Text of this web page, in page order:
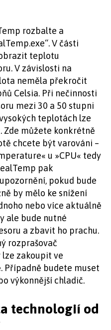
rozbalte a
V části
teplotu
V závislosti na
neměla překročit
Celsia. Při nečinnosti
mezi 30 a 50 stupni
teplotách lze
Zde můžete konkrétně
chcete být varováni –
u »CPU« tedy
pak
pokud bude
by mělo ke snížení
nebo více aktuálně
ale bude nutné
a zbavit ho prachu.
rozprašovač
zakoupit ve
Případně budete muset
výkonnější chladič.
technologií od